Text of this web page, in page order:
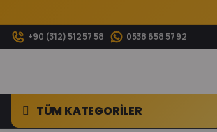
+90 (312) 512 57 58 0538 658 57 92
TÜM KATEGORİLER